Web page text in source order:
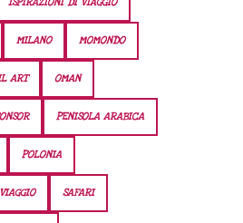
MILANO MOMONDO
ART OMAN
PENISOLA ARABICA
POLONIA
SAFARI